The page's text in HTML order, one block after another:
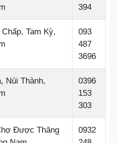
394
Tam Kỳ,
093
487
3696
Núi Thành,
0396
153
303
Được Thăng
0932